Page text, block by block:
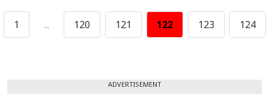
1 ... 120 121 122 123 124
ADVERTISEMENT